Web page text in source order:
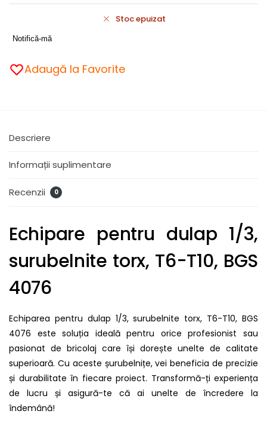
Stoc epuizat
Notifică-mă
Adaugă la Favorite
Descriere
Informații suplimentare
Recenzii 0
Echipare pentru dulap 1/3,
surubelnite torx, T6-T10, BGS
4076
Echiparea pentru dulap 1/3, surubelnite torx, T6-T10, BGS
4076 este soluția ideală pentru orice profesionist sau
pasionat de bricolaj care își dorește unelte de calitate
superioară. Cu aceste șurubelnițe, vei beneficia de precizie
și durabilitate în fiecare proiect. Transformă-ți experiența
de lucru și asigură-te că ai unelte de încredere la
îndemână!